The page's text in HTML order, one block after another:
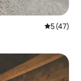
5 av 5 i
5 (47)